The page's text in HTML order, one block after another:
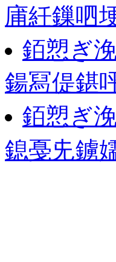
庯紝鏁呬
銆愬ぎ
鍚冩偍鍖
銆愬ぎ
鎴戞兂鐪